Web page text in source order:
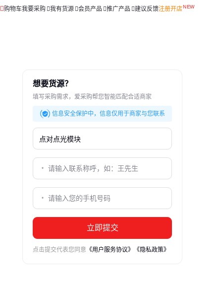
购物车我要采购 我有货源 会员产品 推广产品 建议反馈注册开店
想要货源？
填写采购需求，爱采购帮您智能匹配合适商家
信息安全保护中，信息仅用于商家与您联系
立即提交
点击提交代表您同意 《用户服务协议》 《隐私政策》